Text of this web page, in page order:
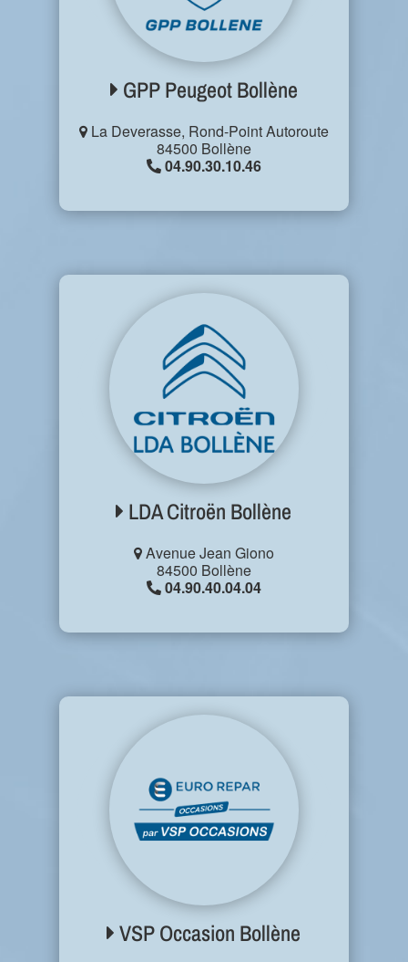
GPP Peugeot Bollène
La Deverasse, Rond-Point Autoroute
84500 Bollène
04.90.30.10.46
LDA Citroën Bollène
Avenue Jean Giono
84500 Bollène
04.90.40.04.04
VSP Occasion Bollène